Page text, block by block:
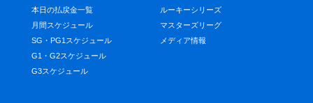
本日の払戻金一覧
月間スケジュール
SG・PG1スケジュール
G1・G2スケジュール
G3スケジュール
ルーキーシリーズ
マスターズリーグ
メディア情報